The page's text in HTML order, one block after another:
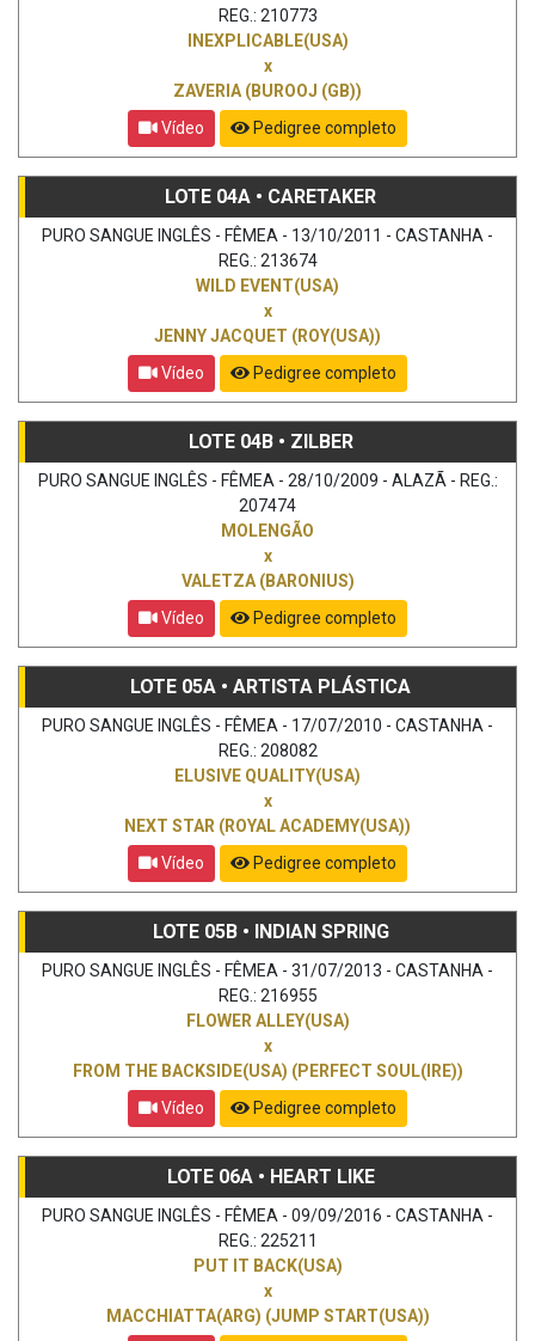
REG.: 210773
INEXPLICABLE(USA)
x
ZAVERIA (BUROOJ (GB))
Vídeo
Pedigree completo
LOTE 04A • CARETAKER
PURO SANGUE INGLÊS - FÊMEA - 13/10/2011 - CASTANHA -
REG.: 213674
WILD EVENT(USA)
x
JENNY JACQUET (ROY(USA))
Vídeo
Pedigree completo
LOTE 04B • ZILBER
PURO SANGUE INGLÊS - FÊMEA - 28/10/2009 - ALAZÃ - REG.:
207474
MOLENGÃO
x
VALETZA (BARONIUS)
Vídeo
Pedigree completo
LOTE 05A • ARTISTA PLÁSTICA
PURO SANGUE INGLÊS - FÊMEA - 17/07/2010 - CASTANHA -
REG.: 208082
ELUSIVE QUALITY(USA)
x
NEXT STAR (ROYAL ACADEMY(USA))
Vídeo
Pedigree completo
LOTE 05B • INDIAN SPRING
PURO SANGUE INGLÊS - FÊMEA - 31/07/2013 - CASTANHA -
REG.: 216955
FLOWER ALLEY(USA)
x
FROM THE BACKSIDE(USA) (PERFECT SOUL(IRE))
Vídeo
Pedigree completo
LOTE 06A • HEART LIKE
PURO SANGUE INGLÊS - FÊMEA - 09/09/2016 - CASTANHA -
REG.: 225211
PUT IT BACK(USA)
x
MACCHIATTA(ARG) (JUMP START(USA))